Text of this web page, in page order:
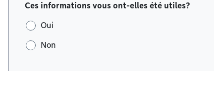
Ces informations vous ont-elles été utiles?
Oui
Non